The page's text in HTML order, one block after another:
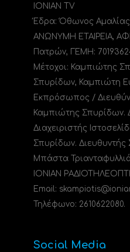
IONIAN TV
Έδρα: Όθωνος Αμαλίας
ΑΝΩΝΥΜΗ ΕΤΑΙΡΕΙΑ,
Πατρών, ΓΕΜΗ:
Μέτοχοι: Καμπιώτης
Σπυρίδων, Καμπιώτη
Εκπρόσωπος /
Καμπιώτης Σπυρίδων.
Διαχειριστής
Σπυρίδων. Διευθυντής
Μπάστα
ΙΟΝΙΑΝ
Email:
Τηλέφωνο: 2610622080.
Social Media